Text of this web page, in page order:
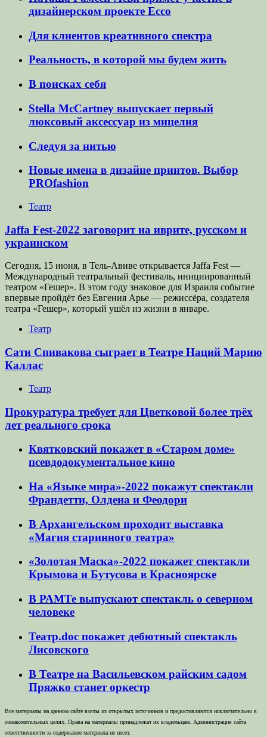
дизайнерском проекте Ecco
Для клиентов креативного спектра
Реальность, в которой мы будем жить
В поисках себя
Stella McCartney выпускает первый
люксовый аксессуар из мицелия
Следуя за нитью
Новые имена в дизайне принтов. Выбор
PROfashion
Театр
Jaffa Fest-2022 заговорит на иврите, русском и
украинском
Сегодня, 15 июня, в Тель-Авиве открывается Jaffa Fest —
Международный театральный фестиваль, инициированный
театром «Гешер». В этом году знаковое для Израиля событие
впервые пройдёт без Евгения Арье — режиссёра, создателя
театра «Гешер», который ушёл из жизни в январе.
Театр
Сати Спивакова сыграет в Театре Наций Марию
Каллас
Театр
Прокуратура требует для Цветковой более трёх
лет реального срока
Квятковский покажет в «Старом доме»
псевдодокументальное кино
На «Языке мира»-2022 покажут спектакли
Франдетти, Олдена и Феодори
В Архангельском проходит выставка
«Магия старинного театра»
«Золотая Маска»-2022 покажет спектакли
Крымова и Бутусова в Красноярске
В РАМТе выпускают спектакль о северном
человеке
Театр.doc покажет дебютный спектакль
Лисовского
В Театре на Васильевском райским садом
Пряжко станет оркестр
Все материалы на данном сайте взяты из открытых источников и предоставляются исключительно в
ознакомительных целях. Права на материалы принадлежат их владельцам. Администрация сайта
ответственности за содержание материала не несет.